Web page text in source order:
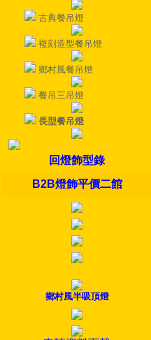
古典餐吊燈
複刻造型餐吊燈
鄉村風餐吊燈
餐吊三吊燈
長型餐吊燈
回燈飾型錄
B2B燈飾平價二館
鄉村風半吸頂燈